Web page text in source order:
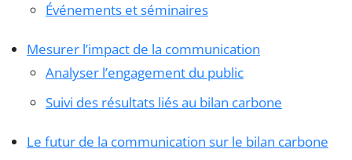
Événements et séminaires
Mesurer l’impact de la communication
Analyser l’engagement du public
Suivi des résultats liés au bilan carbone
Le futur de la communication sur le bilan carbone